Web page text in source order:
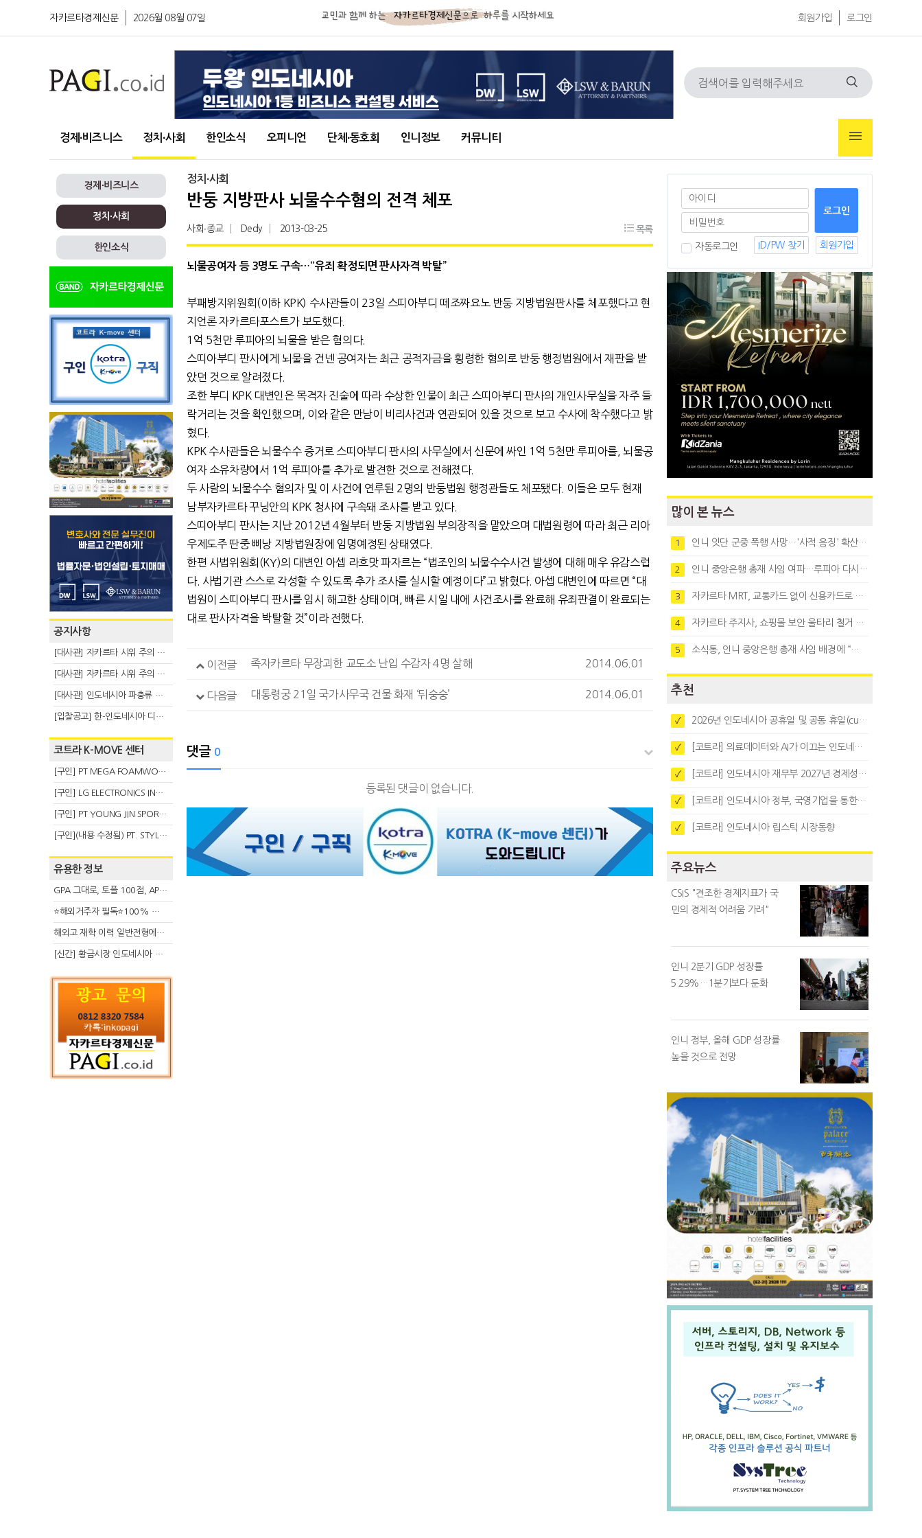
자카르타경제신문 2026월 08월 07일 회원가입 로그인
경제∙비즈니스 정치∙사회 한인소식 오피니언 단체∙동호회 인니정보 커뮤니티
경제∙비즈니스
정치∙사회
한인소식
공지사항
[대사관] 자카르타 시위 주의 안내(8.6)
[대사관] 자카르타 시위 주의 안내(8.3)
[대사관] 인도네시아 파충류 불법 반출 주의 (7.29)
[입찰공고] 한-인도네시아 디지털융복합 탈 전시회
코트라 K-MOVE 센터
[구인] PT MEGA FOAMWORKS INDONESIA
[구인] LG ELECTRONICS INDONESIA
[구인] PT YOUNG JIN SPORT INDONESIA
[구인](내용 수정됨) PT. STYLE KOREAN INDONESIA (스타일 코리안 인도네시아)
유용한 정보
GPA 그대로, 토플 100점, AP 막막 — 원인은 하나입니다
⭐해외거주자 필독⭐100% 온라인 마지막 한국어교원 2급 추가모집 (~8/2)
해외고 재학 이력 일반전형에서 분명한 입시 강점 살리는 전략
[신간] 황금시장 인도네시아 슈퍼리치의 성공 수업
정치∙사회
반둥 지방판사 뇌물수수혐의 전격 체포
사회∙종교 Dedy 2013-03-25 목록
뇌물공여자 등 3명도 구속…“유죄 확정되면 판사자격 박탈”
부패방지위원회(이하 KPK) 수사관들이 23일 스띠아부디 떼조짜요노 반둥 지방법원판사를 체포했다고 현
지언론 자카르타포스트가 보도했다.
1억 5천만 루피아의 뇌물을 받은 혐의다.
스띠아부디 판사에게 뇌물을 건넨 공여자는 최근 공적자금을 횡령한 혐의로 반둥 행정법원에서 재판을 받
았던 것으로 알려졌다.
조한 부디 KPK 대변인은 목격자 진술에 따라 수상한 인물이 최근 스띠아부디 판사의 개인사무실을 자주 들
락거리는 것을 확인했으며, 이와 같은 만남이 비리사건과 연관되어 있을 것으로 보고 수사에 착수했다고 밝
혔다.
KPK 수사관들은 뇌물수수 증거로 스띠아부디 판사의 사무실에서 신문에 싸인 1억 5천만 루피아를, 뇌물공
여자 소유차량에서 1억 루피아를 추가로 발견한 것으로 전해졌다.
두 사람의 뇌물수수 혐의자 및 이 사건에 연루된 2명의 반둥법원 행정관들도 체포됐다. 이들은 모두 현재
남부자카르타 꾸닝안의 KPK 청사에 구속돼 조사를 받고 있다.
스띠아부디 판사는 지난 2012년 4월부터 반둥 지방법원 부의장직을 맡았으며 대법원령에 따라 최근 리아
우제도주 딴중 삐낭 지방법원장에 임명예정된 상태였다.
한편 사법위원회(KY)의 대변인 아셉 라흐맛 파자르는 “법조인의 뇌물수수사건 발생에 대해 매우 유감스럽
다. 사법기관 스스로 각성할 수 있도록 추가 조사를 실시할 예정이다”고 밝혔다. 아셉 대변인에 따르면 “대
법원이 스띠아부디 판사를 임시 해고한 상태이며, 빠른 시일 내에 사건조사를 완료해 유죄판결이 완료되는
대로 판사자격을 박탈할 것”이라 전했다.
이전글 족자카르타 무장괴한 교도소 난입 수감자 4명 살해 2014.06.01
다음글 대통령궁 21일 국가사무국 건물 화재 ‘뒤숭숭’ 2014.06.01
댓글 0
등록된 댓글이 없습니다.
자동로그인 ID/PW 찾기 회원가입
많이 본 뉴스
1 인니 잇단 군중 폭행 사망…'사적 응징' 확산에 법치 우려
2 인니 중앙은행 총재 사임 여파…루피아 다시 1만8천대로 약세
3 자카르타 MRT, 교통카드 없이 신용카드로 바로 탄다
4 자카르타 주지사, 쇼핑몰 보안 울타리 철거 요청…"치안 문제없다"
5 소식통, 인니 중앙은행 총재 사임 배경에 “정부와 정책 갈등"
추천
✓ 2026년 인도네시아 공휴일 및 공동 휴일(cuti bersama)
✓ [코트라] 의료데이터와 AI가 이끄는 인도네시아 디지털 헬스케어 시장 트렌드
✓ [코트라] 인도네시아 재무부 2027년 경제성장 전망 및 목표 발표
✓ [코트라] 인도네시아 정부, 국영기업을 통한 석탄·팜유·합금철 수출 중앙집중화 추진
✓ [코트라] 인도네시아 립스틱 시장동향
주요뉴스
CSIS "견조한 경제지표가 국
민의 경제적 어려움 가려"
인니 2분기 GDP 성장률
5.29%…1분기보다 둔화
인니 정부, 올해 GDP 성장률
높을 것으로 전망